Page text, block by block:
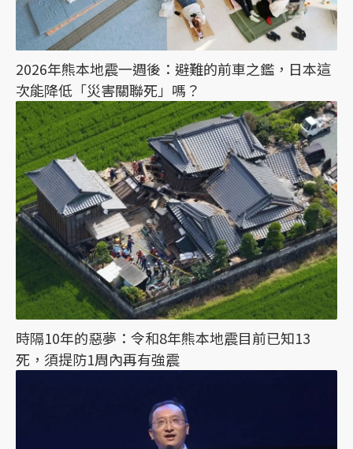
2026年熊本地震一週後：避難的前車之鑑，日本這
次能降低「災害關聯死」嗎？
時隔10年的惡夢：令和8年熊本地震目前已知13
死，須提防1周內再有強震